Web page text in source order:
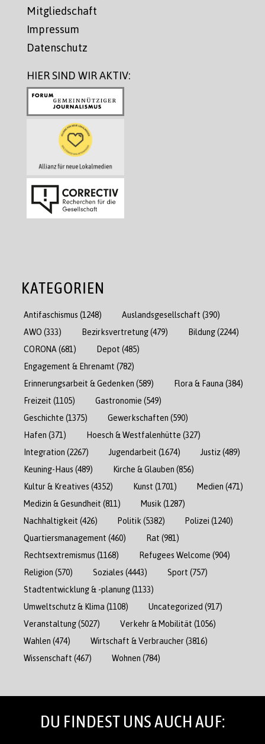
Mitgliedschaft
Impressum
Datenschutz
HIER SIND WIR AKTIV:
KATEGORIEN
Antifaschismus (1248) Auslandsgesellschaft (390)
AWO (333) Bezirksvertretung(479) Bildung(2244)
CORONA (681) Depot (485)
Engagement & Ehrenamt (782)
Erinnerungsarbeit & Gedenken (589) Flora & Fauna (384)
Freizeit (1105) Gastronomie (549)
Geschichte (1375) Gewerkschaften (590)
Hafen (371) Hoesch & Westfalenhütte (327)
Integration (2267) Jugendarbeit (1674) Justiz(489)
Keuning-Haus (489) Kirche & Glauben (856)
Kultur & Kreatives (4352) Kunst (1701) Medien (471)
Medizin & Gesundheit (811) Musik (1287)
Nachhaltigkeit (426) Politik (5382) Polizei (1240)
Quartiersmanagement (460) Rat (981)
Rechtsextremismus (1168) Refugees Welcome (904)
Religion (570) Soziales (4443) Sport (757)
Stadtentwicklung & -planung(1133)
Umweltschutz & Klima (1108) Uncategorized (917)
Veranstaltung(5027) Verkehr & Mobilität (1056)
Wahlen (474) Wirtschaft & Verbraucher(3816)
Wissenschaft (467) Wohnen (784)
DU FINDEST UNS AUCH AUF: